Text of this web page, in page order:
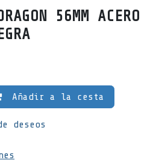
56MM ACERO
Añadir a la cesta
deseos